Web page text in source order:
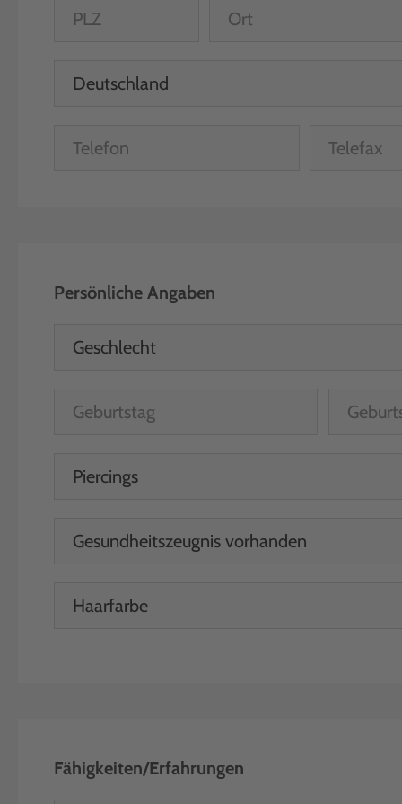
Persönliche Angaben
Fähigkeiten/Erfahrungen